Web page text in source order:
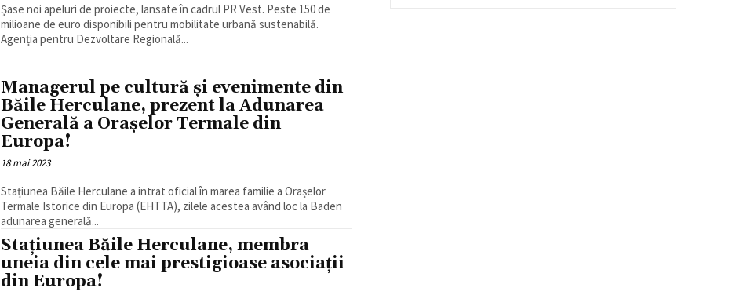
Șase noi apeluri de proiecte, lansate în cadrul PR Vest. Peste 150 de
milioane de euro disponibili pentru mobilitate urbană sustenabilă.
Agenția pentru Dezvoltare Regională...
Managerul pe cultură și evenimente din
Băile Herculane, prezent la Adunarea
Generală a Orașelor Termale din
Europa!
18 mai 2023
Stațiunea Băile Herculane a intrat oficial în marea familie a Orașelor
Termale Istorice din Europa (EHTTA), zilele acestea având loc la Baden
adunarea generală...
Stațiunea Băile Herculane, membra
uneia din cele mai prestigioase asociații
din Europa!